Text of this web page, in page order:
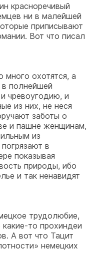
красноречивый
ни в малейшей
приписывают
Вот что писал
много охотятся, а
полнейшей
чревоугодию, и
из них, не неся
заботы о
и пашне женщинам,
из
в
показывая
природы, ибо
и так ненавидят
трудолюбие,
то прохиндеи
А вот что Тацит
немецких